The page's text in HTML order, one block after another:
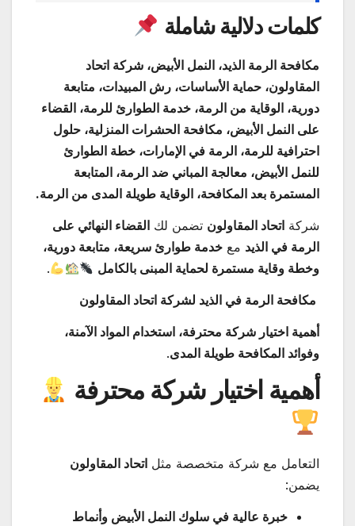
كلمات دلالية شاملة
مكافحة الرمة الذيد، النمل الأبيض، شركة اتحاد
المقاولون، حماية الأساسات، رش المبيدات، متابعة
دورية، الوقاية من الرمة، خدمة الطوارئ للرمة، القضاء
على النمل الأبيض، مكافحة الحشرات المنزلية، حلول
احترافية للرمة، الرمة في الإمارات، خطة الطوارئ
للنمل الأبيض، معالجة المباني ضد الرمة، المتابعة
المستمرة بعد المكافحة، الوقاية طويلة المدى من الرمة.
شركة اتحاد المقاولون تضمن لك القضاء النهائي على
الرمة في الذيد مع خدمة طوارئ سريعة، متابعة دورية،
وخطة وقاية مستمرة لحماية المبنى بالكامل
.
مكافحة الرمة في الذيد لشركة اتحاد المقاولون
أهمية اختيار شركة محترفة، استخدام المواد الآمنة،
وفوائد المكافحة طويلة المدى.
أهمية اختيار شركة محترفة
التعامل مع شركة متخصصة مثل اتحاد المقاولون
يضمن:
خبرة عالية في سلوك النمل الأبيض وأنماط